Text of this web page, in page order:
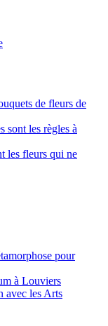
de fleurs de
sont les règles à
les fleurs qui ne
pour
à Louviers
avec les Arts